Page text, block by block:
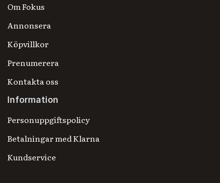
Om Fokus
Annonsera
Köpvillkor
Prenumerera
Kontakta oss
Information
Personuppgiftspolicy
Betalningar med Klarna
Kundservice